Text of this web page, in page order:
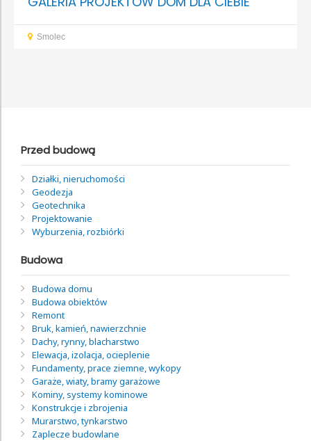
Smolec
Przed budową
Działki, nieruchomości
Geodezja
Geotechnika
Projektowanie
Wyburzenia, rozbiórki
Budowa
Budowa domu
Budowa obiektów
Remont
Bruk, kamień, nawierzchnie
Dachy, rynny, blacharstwo
Elewacja, izolacja, ocieplenie
Fundamenty, prace ziemne, wykopy
Garaże, wiaty, bramy garażowe
Kominy, systemy kominowe
Konstrukcje i zbrojenia
Murarstwo, tynkarstwo
Zaplecze budowlane